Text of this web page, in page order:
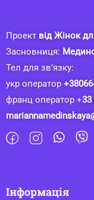
Проект від Жінок
Засновниця:
Тел для зв’язку:
укр оператор
франц оператор +33
Інформація